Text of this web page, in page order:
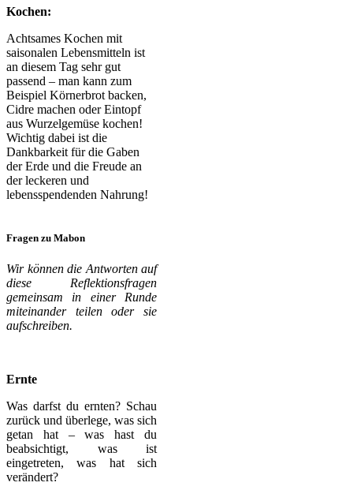
Kochen:
Achtsames Kochen mit
saisonalen Lebensmitteln ist
an diesem Tag sehr gut
passend – man kann zum
Beispiel Körnerbrot backen,
Cidre machen oder Eintopf
aus Wurzelgemüse kochen!
Wichtig dabei ist die
Dankbarkeit für die Gaben
der Erde und die Freude an
der leckeren und
lebensspendenden Nahrung!
Fragen zu Mabon
Wir können die Antworten auf
diese Reflektionsfragen
gemeinsam in einer Runde
miteinander teilen oder sie
aufschreiben.
Ernte
Was darfst du ernten? Schau
zurück und überlege, was sich
getan hat – was hast du
beabsichtigt, was ist
eingetreten, was hat sich
verändert?